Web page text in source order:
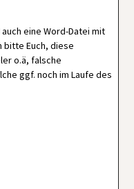
eine Word-Datei mit
bitte Euch, diese
o.ä, falsche
ggf. noch im Laufe des